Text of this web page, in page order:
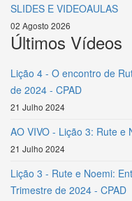
SLIDES E VIDEOAULAS
02 Agosto 2026
Últimos Vídeos
Lição 4 - O encontro de
de 2024 - CPAD
21 Julho 2024
AO VIVO - Lição 3: Rute e
21 Julho 2024
Lição 3 - Rute e Noemi:
Trimestre de 2024 - CPAD